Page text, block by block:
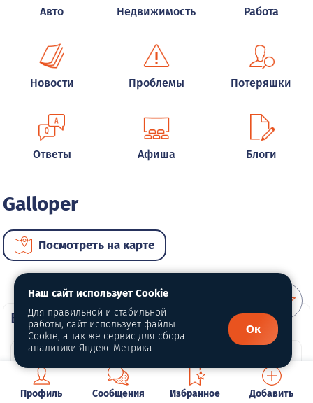
Авто Недвижимость Работа
Новости Проблемы Потеряшки
Ответы Афиша Блоги
Galloper
Посмотреть на карте
ВИП автомобили
Профиль Сообщения Избранное Добавить
Наш сайт использует Cookie
Для правильной и стабильной
работы, сайт использует файлы
Cookie, а так же сервис для сбора
аналитики Яндекс.Метрика
Ок